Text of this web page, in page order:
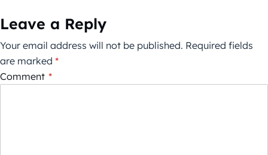
Leave a Reply
Your email address will not be published. Required fields
are marked *
Comment *